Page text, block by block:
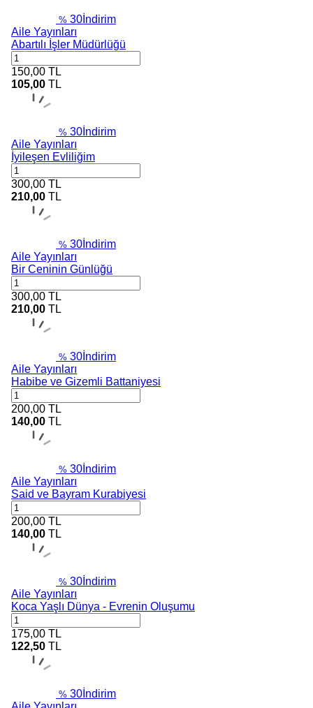
% 30 İndirim
Aile Yayınları
Abartılı İşler Müdürlüğü
150,00 TL
105,00 TL
% 30 İndirim
Aile Yayınları
İyileşen Evliliğim
300,00 TL
210,00 TL
% 30 İndirim
Aile Yayınları
Bir Ceninin Günlüğü
300,00 TL
210,00 TL
% 30 İndirim
Aile Yayınları
Habibe ve Gizemli Battaniyesi
200,00 TL
140,00 TL
% 30 İndirim
Aile Yayınları
Said ve Bayram Kurabiyesi
200,00 TL
140,00 TL
% 30 İndirim
Aile Yayınları
Koca Yaşlı Dünya - Evrenin Oluşumu
175,00 TL
122,50 TL
% 30 İndirim